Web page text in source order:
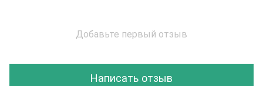
Добавьте первый отзыв
Написать отзыв